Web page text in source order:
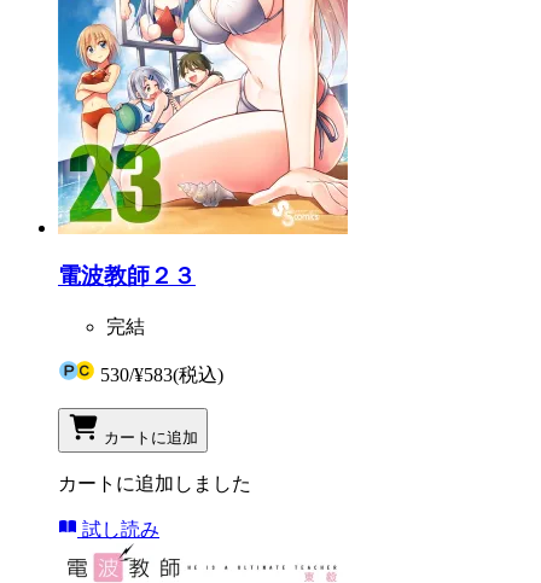
電波教師２３
完結
530/¥583(税込)
カートに追加
カートに追加しました
試し読み